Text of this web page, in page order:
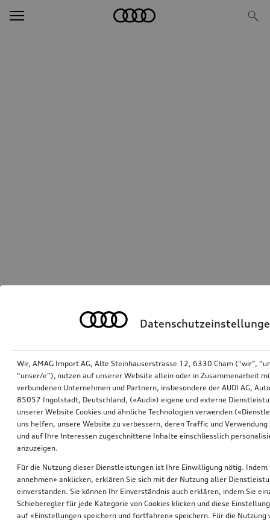
Wir, AMAG Import AG, Alte Steinhauserstrasse 12, 6330 Cham (“wir”,
“unser/e”), nutzen auf unserer Website allein oder in Zusammenarbeit
verbundenen Unternehmen und Partnern, insbesondere der AUDI AG,
85057 Ingolstadt, Deutschland, («Audi») eigene und externe
unserer Website Cookies und ähnliche Technologien verwenden
uns helfen, unsere Website zu verbessern, deren Traffic und Verwendung
und auf Ihre Interessen zugeschnittene Inhalte einschliesslich
anzuzeigen.
Für die Nutzung dieser Dienstleistungen ist Ihre Einwilligung nötig. Indem
annehmen» anklicken, erklären Sie sich mit der Nutzung aller
einverstanden. Sie können Ihr Einverständnis auch erklären, indem Sie
Schieberegler für jede Kategorie von Cookies klicken und diese
auf «Einstellungen speichern und fortfahren» speichern. Für die Nutzung